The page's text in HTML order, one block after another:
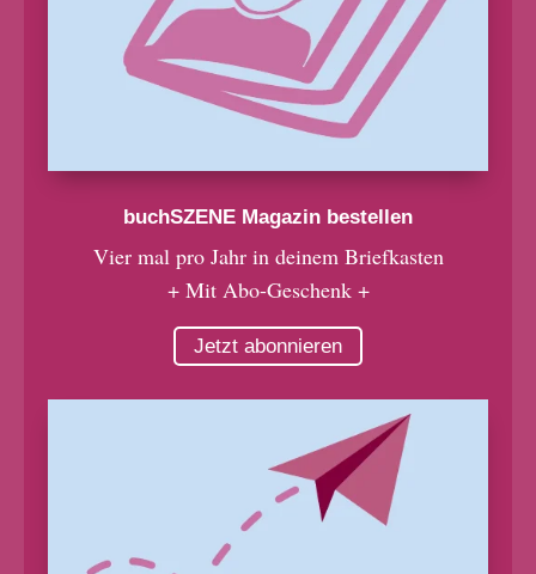
buchSZENE Magazin bestellen
Vier mal pro Jahr in deinem Briefkasten
+ Mit Abo-Geschenk +
Jetzt abonnieren